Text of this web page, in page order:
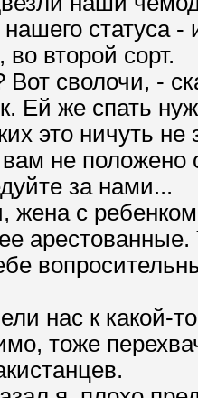
статуса
второй сорт.
Вот сволочи, -
Ей же спать
это ничуть не
не положено
за нами...
жена с
нас к какой-
тоже